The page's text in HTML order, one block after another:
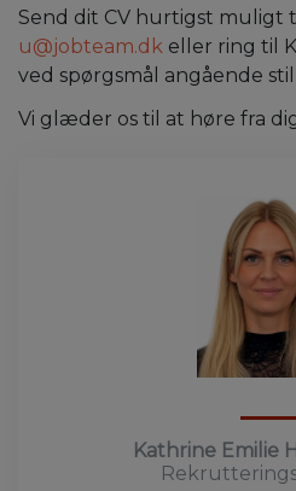
Send dit CV hurtigst muligt
u@jobteam.dk eller ring til
ved spørgsmål angående
Vi glæder os til at høre fra
Kathrine Emilie